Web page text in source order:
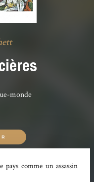
monde
comme un assassin